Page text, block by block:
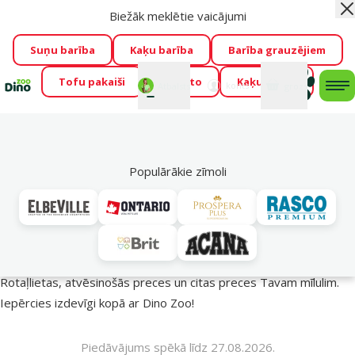
ar koduGARSIGIe-veikalā -20 % gardumiem
→Apskatīt
Fotokonkurss “GADA ŪSAIŅI”!
Varbūt tieši Tavs mīlulis
būs 2027. gada zvaigzne
→Piedalīties
Mans
konts
Biežāk meklētie vaicājumi
Suņu barība Kaķu barība Barība grauzējiem
Tofu pakaiši Foresto Kaķu mājas
Populārākie zīmoli
Vasara turpinās – atlaides katrai gaumei!
Rotaļlietas, atvēsinošās preces un citas preces Tavam mīlulim.
Iepērcies izdevīgi kopā ar Dino Zoo!
Piedāvājums spēkā līdz 27.08.2026.